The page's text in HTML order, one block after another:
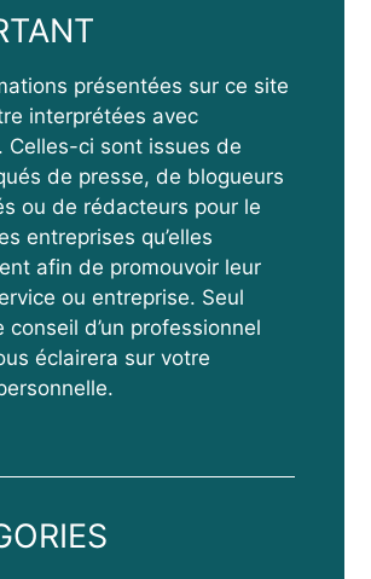
présentées sur ce site
interprétées avec
Celles-ci sont issues de
de presse, de blogueurs
ou de rédacteurs pour le
entreprises qu’elles
afin de promouvoir leur
ou entreprise. Seul
conseil d’un professionnel
éclairera sur votre